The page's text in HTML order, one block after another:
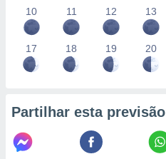
10 11 12 13
17 18 19 20
Partilhar esta previsão